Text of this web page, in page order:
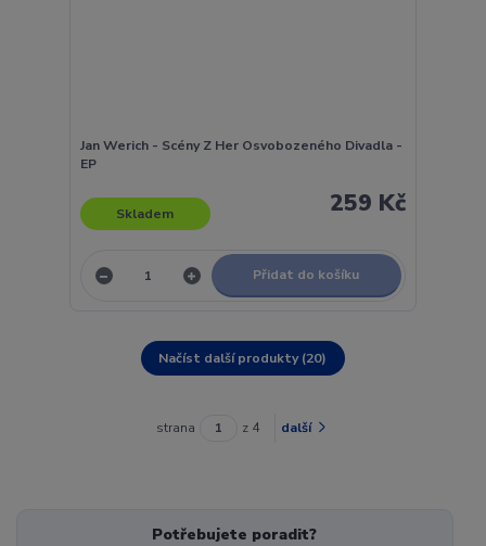
Jan Werich - Scény Z Her Osvobozeného Divadla -
EP
259 Kč
Skladem
Přidat do košíku
Načíst další produkty (20)
strana z 4 další
Potřebujete poradit?